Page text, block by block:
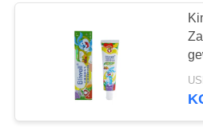
Kaubares
Zahnpasta-